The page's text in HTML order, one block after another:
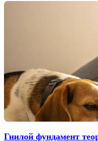
Гнилой фундамент